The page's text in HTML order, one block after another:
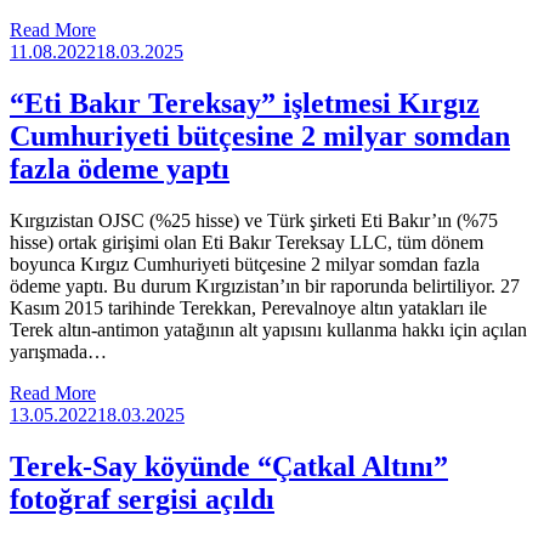
Read More
11.08.202218.03.2025
“Eti Bakır Tereksay” işletmesi Kırgız
Cumhuriyeti bütçesine 2 milyar somdan
fazla ödeme yaptı
Kırgızistan OJSC (%25 hisse) ve Türk şirketi Eti Bakır’ın (%75
hisse) ortak girişimi olan Eti Bakır Tereksay LLC, tüm dönem
boyunca Kırgız Cumhuriyeti bütçesine 2 milyar somdan fazla
ödeme yaptı. Bu durum Kırgızistan’ın bir raporunda belirtiliyor. 27
Kasım 2015 tarihinde Terekkan, Perevalnoye altın yatakları ile
Terek altın-antimon yatağının alt yapısını kullanma hakkı için açılan
yarışmada…
Read More
13.05.202218.03.2025
Terek-Say köyünde “Çatkal Altını”
fotoğraf sergisi açıldı